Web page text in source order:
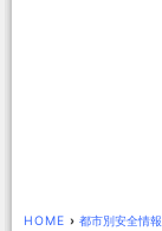
HOME › 都市別安全情報